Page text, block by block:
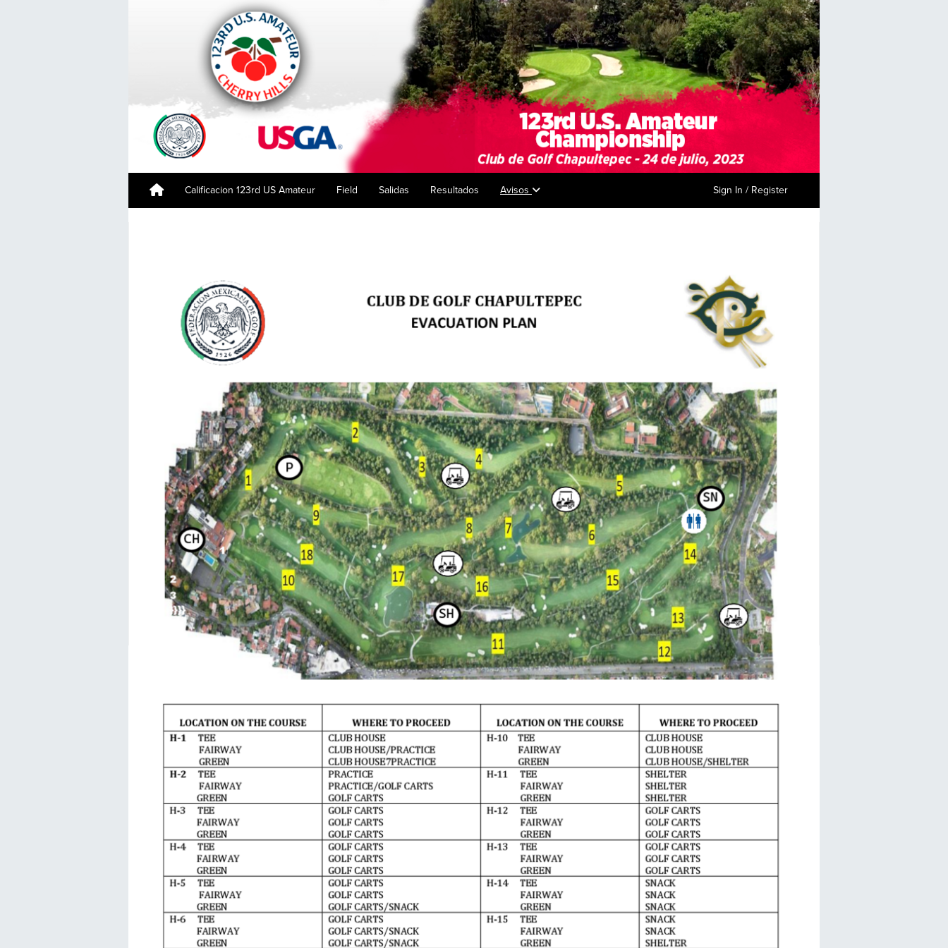
Calificacion 123rd US Amateur Field Salidas Resultados Avisos Sign In / Register